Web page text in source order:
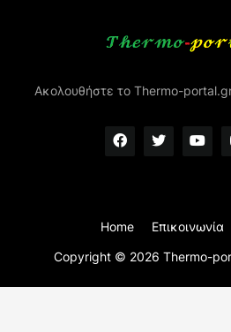
Ακολουθήστε το Thermo-
Copyright © 2026 Thermo-
Home Επικοινωνία